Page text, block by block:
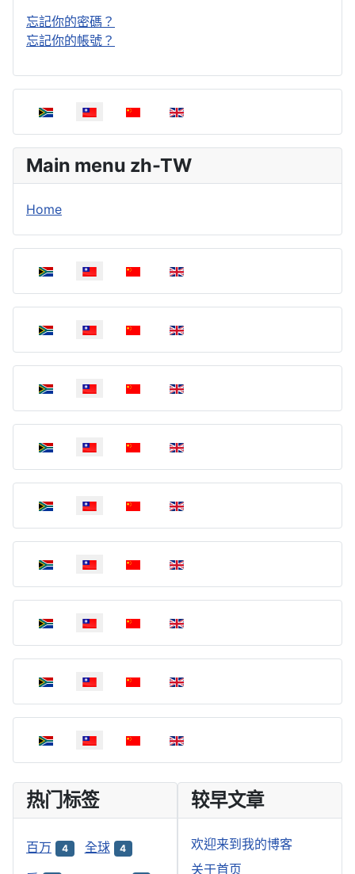
忘記你的密碼？
忘記你的帳號？
選擇你的語言
Main menu zh-TW
Home
選擇你的語言
選擇你的語言
選擇你的語言
選擇你的語言
選擇你的語言
選擇你的語言
選擇你的語言
選擇你的語言
選擇你的語言
热门标签
百万 4 全球 4
较早文章
欢迎来到我的博客
关于首页